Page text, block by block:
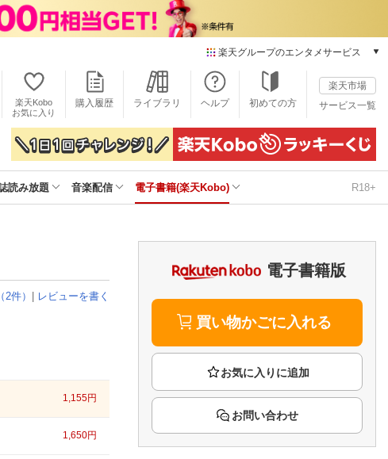
楽天グループのエンタメサービス
本/ゲーム/CD/DVD
楽天ブックス
電子書籍
楽天Kobo
雑誌読み放題
楽天ミュージック
楽天TV
動画配信ガイド
Rakuten PLAY
Rチャンネル
楽天チケット
エンタメニュース
推し楽
楽天Kobo
お気に入り
購入履歴 ライブラリ ヘルプ 初めての方
楽天市場
サービス一覧
読み放題 音楽配信 電子書籍(楽天Kobo) R18+
（ 2件） | レビューを書く
1,155円
1,650円
電子書籍版
買い物かごに入れる
お問い合わせ